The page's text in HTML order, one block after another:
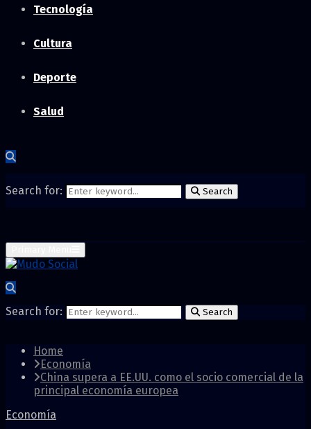
Tecnología
Cultura
Deporte
Salud
Search for: Search
Search for: Search
Home
Economía
China supera a EE.UU. como el socio comercial de la
principal economía europea
Economía